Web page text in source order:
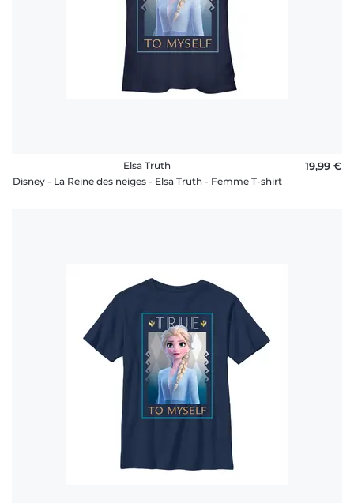
Elsa Truth
Disney - La Reine des neiges - Elsa Truth - Femme T-shirt
19,99 €